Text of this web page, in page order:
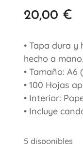
20,00 €
• Tapa dura y
hecho a mano.
• Tamaño: A6
• 100 Hojas
• Interior:
• Incluye
5 disponibles